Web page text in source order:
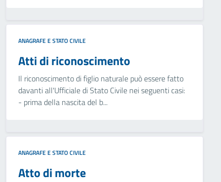
ANAGRAFE E STATO CIVILE
Atti di riconoscimento
Il riconoscimento di figlio naturale può essere fatto
davanti all'Ufficiale di Stato Civile nei seguenti casi:
- prima della nascita del b...
ANAGRAFE E STATO CIVILE
Atto di morte